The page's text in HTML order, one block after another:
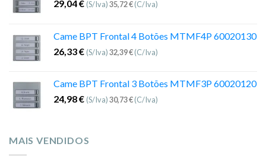
29,04€ (S/Iva)35,72€(C/Iva)
Came BPT Frontal 4 Botões MTMF4P 60020130
26,33€ (S/Iva)32,39€(C/Iva)
Came BPT Frontal 3 Botões MTMF3P 60020120
24,98€ (S/Iva)30,73€(C/Iva)
MAIS VENDIDOS